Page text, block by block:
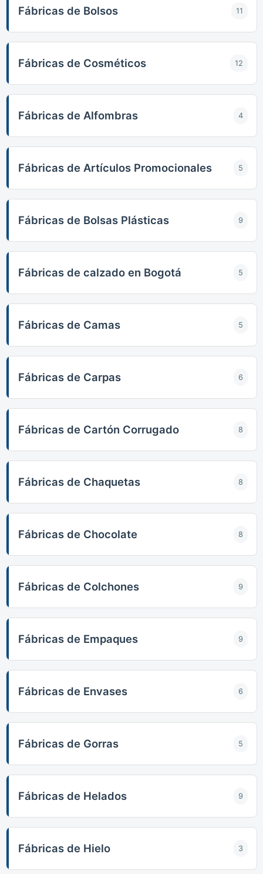
Fábricas de Bolsos 11
Fábricas de Cosméticos 12
Fábricas de Alfombras 4
Fábricas de Artículos Promocionales 5
Fábricas de Bolsas Plásticas 9
Fábricas de calzado en Bogotá 5
Fábricas de Camas 5
Fábricas de Carpas 6
Fábricas de Cartón Corrugado 8
Fábricas de Chaquetas 8
Fábricas de Chocolate 8
Fábricas de Colchones 9
Fábricas de Empaques 9
Fábricas de Envases 6
Fábricas de Gorras 5
Fábricas de Helados 9
Fábricas de Hielo 3